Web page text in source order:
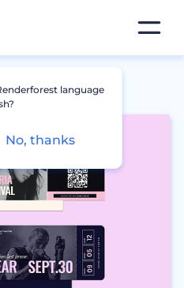
language
No, thanks